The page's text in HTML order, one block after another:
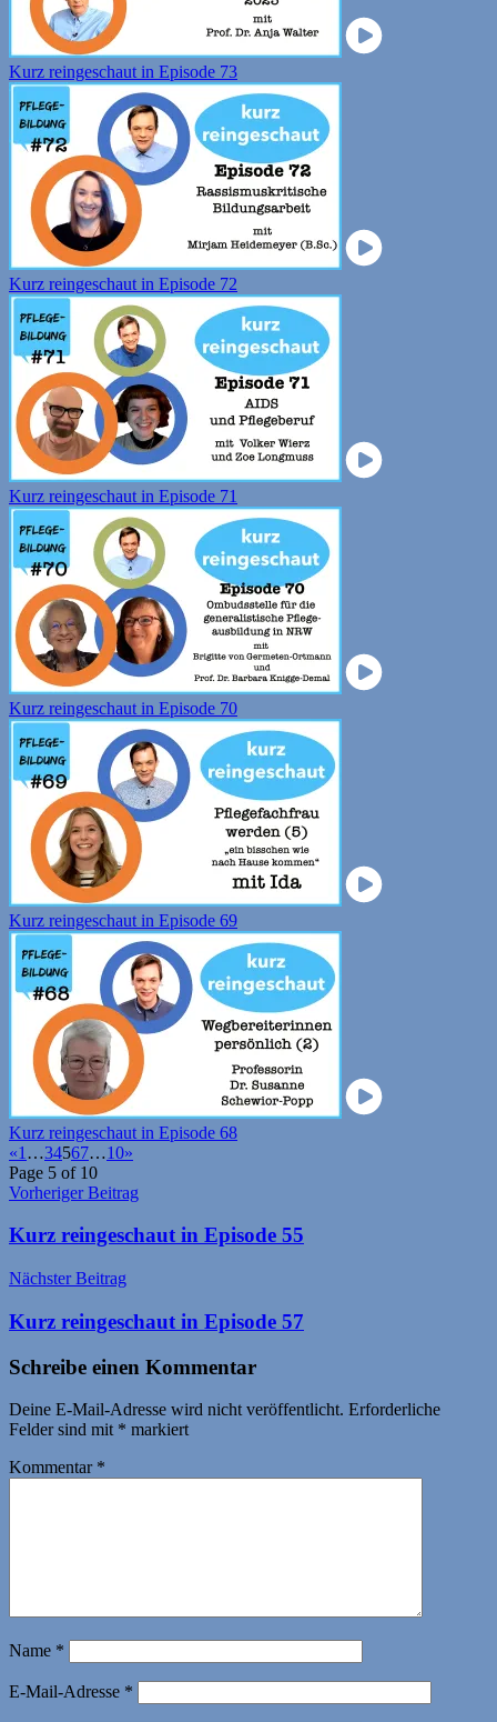
Kurz reingeschaut in Episode 73
Kurz reingeschaut in Episode 72
Kurz reingeschaut in Episode 71
Kurz reingeschaut in Episode 70
Kurz reingeschaut in Episode 69
Kurz reingeschaut in Episode 68
«1 …34567…10»
Page 5 of 10
Beitragsnavigation
Vorheriger Beitrag
Kurz reingeschaut in Episode 55
Nächster Beitrag
Kurz reingeschaut in Episode 57
Schreibe einen Kommentar
Deine E-Mail-Adresse wird nicht veröffentlicht. Erforderliche
Felder sind mit * markiert
Kommentar *
Name *
E-Mail-Adresse *